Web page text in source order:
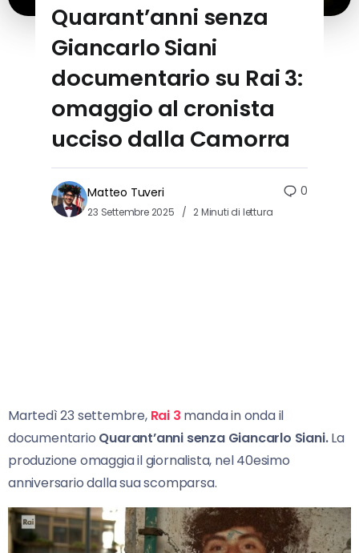
Quarant’anni senza
Giancarlo Siani
documentario su Rai 3:
omaggio al cronista
ucciso dalla Camorra
Matteo Tuveri
23 Settembre 2025 2 Minuti di lettura
0
Martedì 23 settembre, Rai 3 manda in onda il
documentario Quarant’anni senza Giancarlo Siani.La
produzione omaggia il giornalista, nel 40esimo
anniversario dalla sua scomparsa.